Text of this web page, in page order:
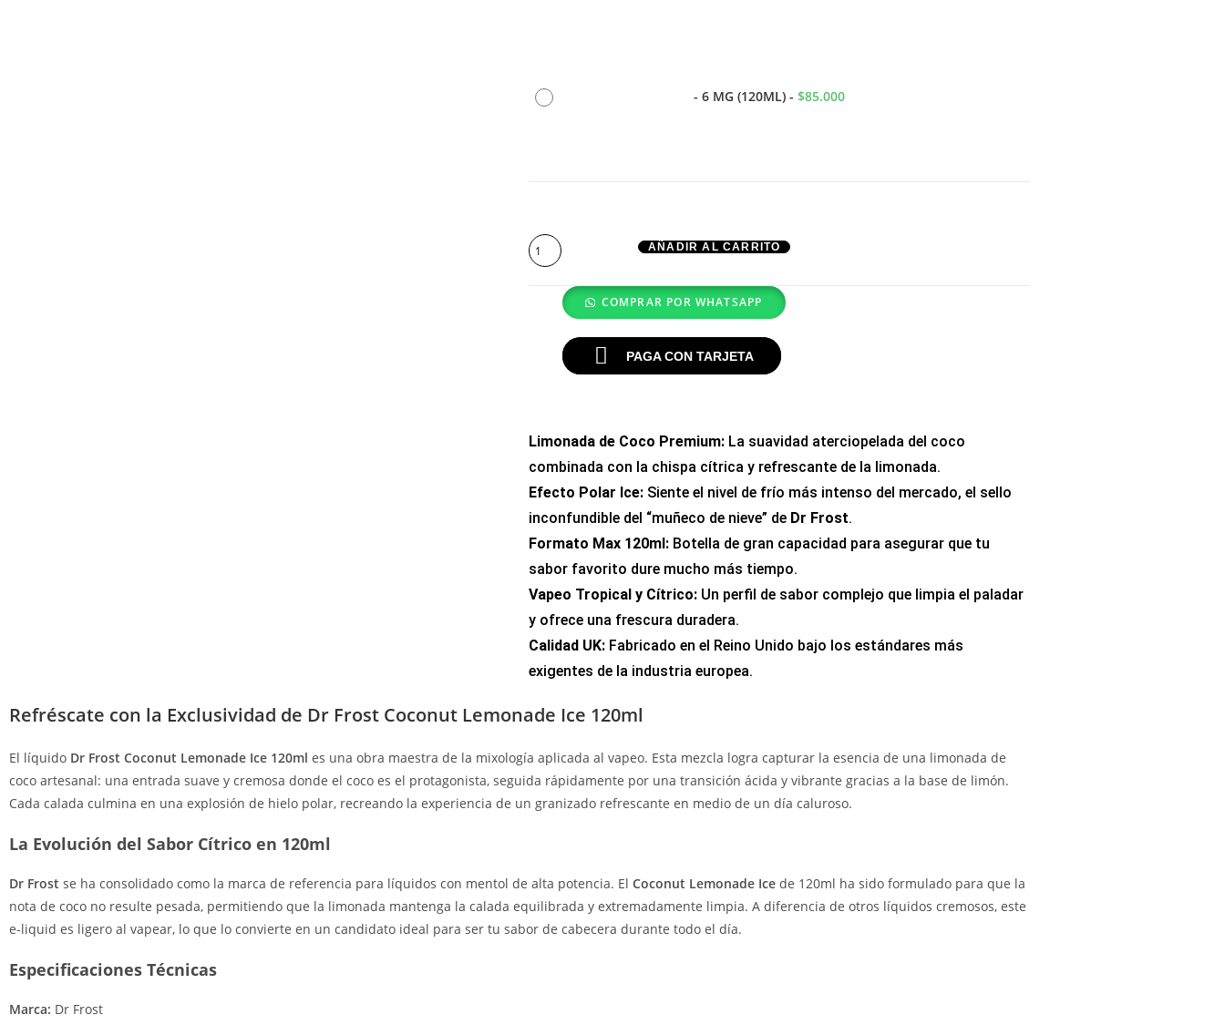
- 6 MG (120ML) - $85.000
AÑADIR AL CARRITO
COMPRAR POR WHATSAPP
PAGA CON TARJETA
Limonada de Coco Premium: La suavidad aterciopelada del coco
combinada con la chispa cítrica y refrescante de la limonada.
Efecto Polar Ice: Siente el nivel de frío más intenso del mercado, el sello
inconfundible del “muñeco de nieve” de Dr Frost.
Formato Max 120ml: Botella de gran capacidad para asegurar que tu
sabor favorito dure mucho más tiempo.
Vapeo Tropical y Cítrico: Un perfil de sabor complejo que limpia el paladar
y ofrece una frescura duradera.
Calidad UK: Fabricado en el Reino Unido bajo los estándares más
exigentes de la industria europea.
Refréscate con la Exclusividad de Dr Frost Coconut Lemonade Ice 120ml
El líquido Dr Frost Coconut Lemonade Ice 120ml es una obra maestra de la mixología aplicada al vapeo. Esta mezcla logra capturar la esencia de una limonada de
coco artesanal: una entrada suave y cremosa donde el coco es el protagonista, seguida rápidamente por una transición ácida y vibrante gracias a la base de limón.
Cada calada culmina en una explosión de hielo polar, recreando la experiencia de un granizado refrescante en medio de un día caluroso.
La Evolución del Sabor Cítrico en 120ml
Dr Frost se ha consolidado como la marca de referencia para líquidos con mentol de alta potencia. El Coconut Lemonade Ice de 120ml ha sido formulado para que la
nota de coco no resulte pesada, permitiendo que la limonada mantenga la calada equilibrada y extremadamente limpia. A diferencia de otros líquidos cremosos, este
e-liquid es ligero al vapear, lo que lo convierte en un candidato ideal para ser tu sabor de cabecera durante todo el día.
Especificaciones Técnicas
Marca: Dr Frost